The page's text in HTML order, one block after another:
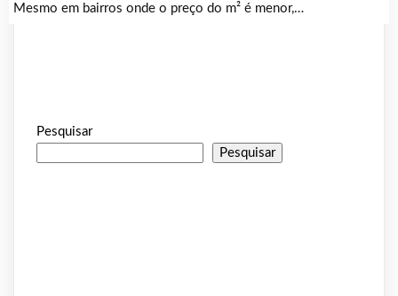
Mesmo em bairros onde o preço do m² é menor,…
Pesquisar
Pesquisar